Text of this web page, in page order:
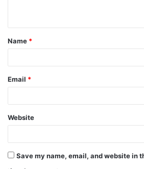
Name *
Email *
Website
Save my name, email, and website in